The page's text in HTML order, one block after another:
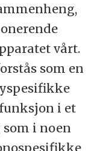
vårt.
som en
i et
i noen